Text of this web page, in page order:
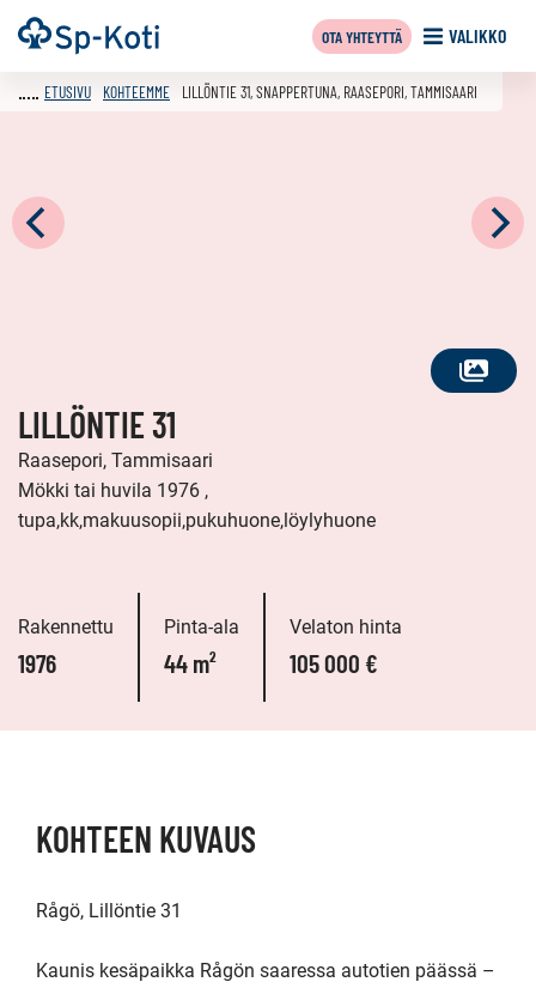
Siirry
sisältöön
Etusivu VALIKKO
OTA YHTEYTTÄ
KATSO
ETUSIVU KOHTEEMME LILLÖNTIE 31, SNAPPERTUNA, RAASEPORI, TAMMISAARI
LILLÖNTIE 31
Raasepori, Tammisaari
Mökki tai huvila 1976 ,
tupa,kk,makuusopii,pukuhuone,löylyhuone
Rakennettu
1976
Pinta-ala
44 m²
Velaton hinta
105 000 €
KOHTEEN KUVAUS
Rågö, Lillöntie 31
Kaunis kesäpaikka Rågön saaressa autotien päässä –